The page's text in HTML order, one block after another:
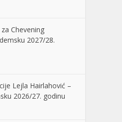
Chevening
2027/28.
Lejla Hairlahović –
2026/27. godinu